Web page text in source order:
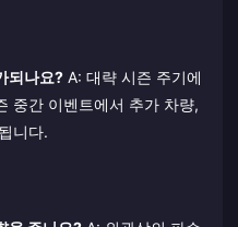
되나요? A: 대략 시즌 주기에
중간 이벤트에서 추가 차량,
니다.